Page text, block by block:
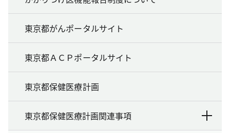
東京都がんポータルサイト
東京都ＡＣＰポータルサイト
東京都保健医療計画
東京都保健医療計画関連事項